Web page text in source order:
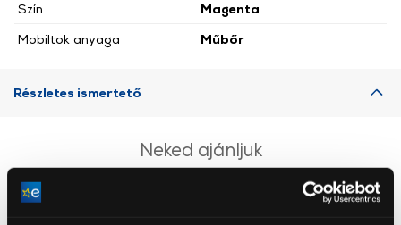
Szín
Magenta
Mobiltok anyaga
Műbőr
Részletes ismertető
Neked ajánljuk